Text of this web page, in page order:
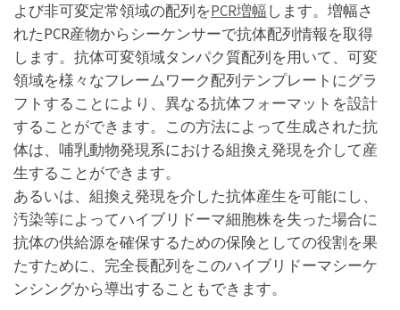
よび非可変定常領域の配列をPCR増幅します。増幅さ
れたPCR産物からシーケンサーで抗体配列情報を取得
します。抗体可変領域タンパク質配列を用いて、可変
領域を様々なフレームワーク配列テンプレートにグラ
フトすることにより、異なる抗体フォーマットを設計
することができます。この方法によって生成された抗
体は、哺乳動物発現系における組換え発現を介して産
生することができます。
あるいは、組換え発現を介した抗体産生を可能にし、
汚染等によってハイブリドーマ細胞株を失った場合に
抗体の供給源を確保するための保険としての役割を果
たすために、完全長配列をこのハイブリドーマシーケ
ンシングから導出することもできます。